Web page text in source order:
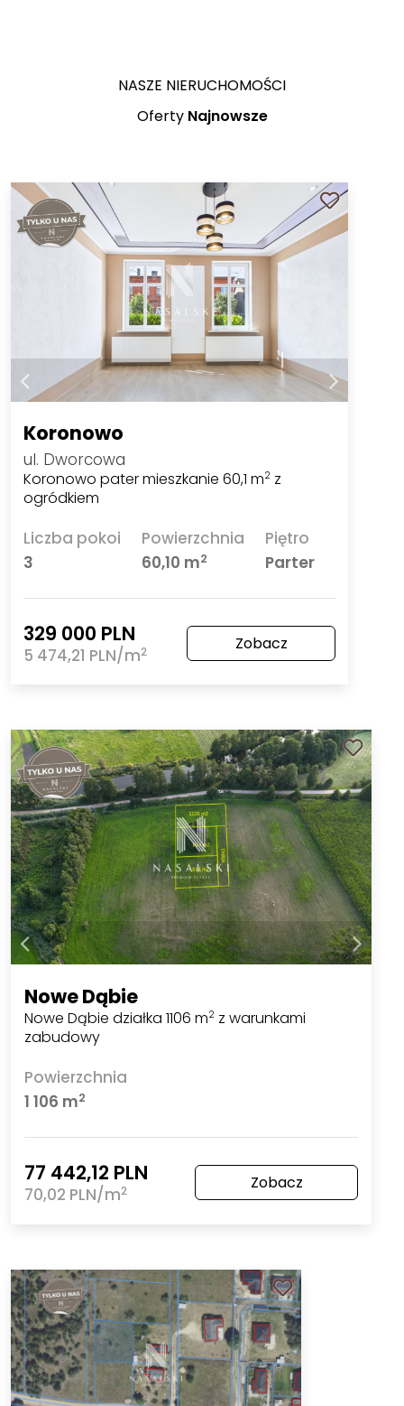
NASZE NIERUCHOMOŚCI
Oferty Najnowsze
Koronowo
ul. Dworcowa
Koronowo pater mieszkanie 60,1 m2 z
ogródkiem
Liczba pokoi
3
Powierzchnia
60,10 m2
Piętro
Parter
329 000 PLN
5 474,21 PLN/m2 Zobacz
Nowe Dąbie
Nowe Dąbie działka 1106 m2 z warunkami
zabudowy
Powierzchnia
1 106 m2
77 442,12 PLN
70,02 PLN/m2 Zobacz